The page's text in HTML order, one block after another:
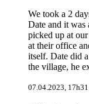
We took a 2
Date and it was
picked up at
at their office
itself. Date did
the village, he
07.04.2023, 17h31